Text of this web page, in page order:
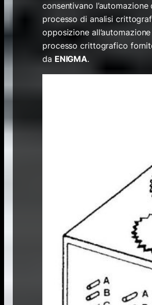
consentivano l’automazione
processo di analisi
opposizione
processo crittografico
da ENIGMA.